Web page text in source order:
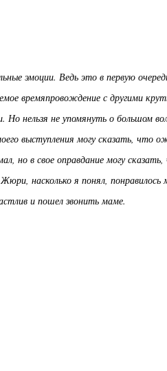
эмоции. Ведь это в первую
времяпровождение с другими
нельзя не упомянуть о большом
выступления могу сказать, что
но в свое оправдание могу
насколько я понял,
и пошел звонить маме.